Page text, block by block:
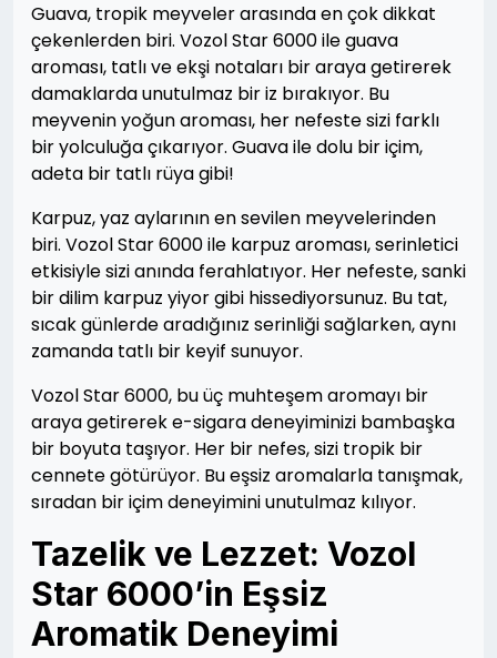
Guava, tropik meyveler arasında en çok dikkat
çekenlerden biri. Vozol Star 6000 ile guava
aroması, tatlı ve ekşi notaları bir araya getirerek
damaklarda unutulmaz bir iz bırakıyor. Bu
meyvenin yoğun aroması, her nefeste sizi farklı
bir yolculuğa çıkarıyor. Guava ile dolu bir içim,
adeta bir tatlı rüya gibi!
Karpuz, yaz aylarının en sevilen meyvelerinden
biri. Vozol Star 6000 ile karpuz aroması, serinletici
etkisiyle sizi anında ferahlatıyor. Her nefeste, sanki
bir dilim karpuz yiyor gibi hissediyorsunuz. Bu tat,
sıcak günlerde aradığınız serinliği sağlarken, aynı
zamanda tatlı bir keyif sunuyor.
Vozol Star 6000, bu üç muhteşem aromayı bir
araya getirerek e-sigara deneyiminizi bambaşka
bir boyuta taşıyor. Her bir nefes, sizi tropik bir
cennete götürüyor. Bu eşsiz aromalarla tanışmak,
sıradan bir içim deneyimini unutulmaz kılıyor.
Tazelik ve Lezzet: Vozol
Star 6000’in Eşsiz
Aromatik Deneyimi